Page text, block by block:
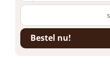
Bestel nu!